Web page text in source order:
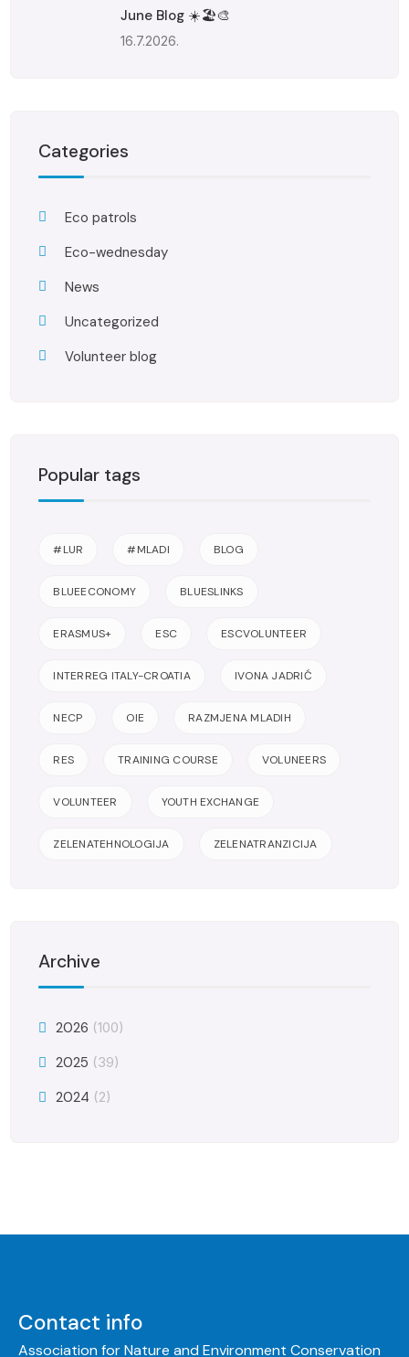
June Blog ☀️🏖️🎨
16.7.2026.
Categories
Eco patrols
Eco-wednesday
News
Uncategorized
Volunteer blog
Popular tags
#LUR #MLADI BLOG
BLUEECONOMY BLUESLINKS
ERASMUS+ ESC ESCVOLUNTEER
INTERREG ITALY-CROATIA IVONA JADRIĆ
NECP OIE RAZMJENA MLADIH
RES TRAINING COURSE VOLUNEERS
VOLUNTEER YOUTH EXCHANGE
ZELENATEHNOLOGIJA ZELENATRANZICIJA
Archive
2026 (100)
2025 (39)
2024 (2)
Contact info
Association for Nature and Environment Conservation